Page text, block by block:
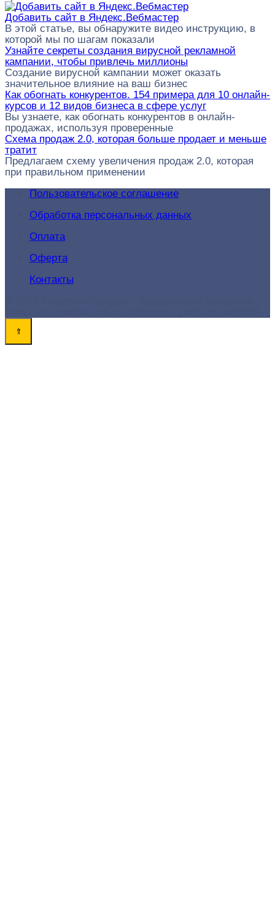
Добавить сайт в Яндекс.Вебмастер
В этой статье, вы обнаружите видео инструкцию, в
которой мы по шагам показали
Узнайте секреты создания вирусной рекламной
кампании, чтобы привлечь миллионы
Создание вирусной кампании может оказать
значительное влияние на ваш бизнес
Как обогнать конкурентов. 154 примера для 10 онлайн-
курсов и 12 видов бизнеса в сфере услуг
Вы узнаете, как обогнать конкурентов в онлайн-
продажах, используя проверенные
Схема продаж 2.0, которая больше продает и меньше
тратит
Предлагаем схему увеличения продаж 2.0, которая
при правильном применении
Пользовательское соглашение
Обработка персональных данных
Оплата
Оферта
Контакты